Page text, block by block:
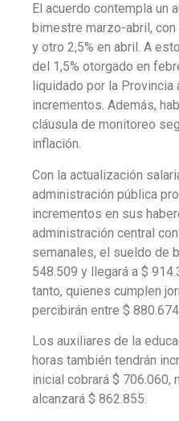
El acuerdo contempla un
bimestre marzo-abril,
y otro 2,5% en abril. A
del 1,5% otorgado en
liquidado por la
incrementos. Además,
cláusula de monitoreo
inflación.
Con la actualización
administración pública
incrementos en sus
administración central
semanales, el sueldo de
548.509 y llegará a $
tanto, quienes cumplen
percibirán entre $
Los auxiliares de la
horas también tendrán
inicial cobrará $ 706.060,
alcanzará $ 862.855.